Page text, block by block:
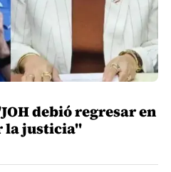
debió regresar en
la justicia"